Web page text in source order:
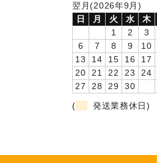
翌月(2026年9月)
日
月 火 水 木
1
2 3
6
7 8 9 10
13
14 15 16 17
20
21 22 23 24
27
28 29
30
(
発送業務休日)